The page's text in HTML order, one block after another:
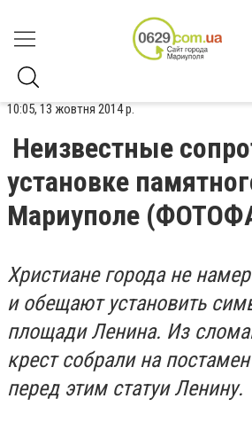
10:05, 13 жовтня 2014 р.
Неизвестные
установке
Мариуполе
Христиане города не
и обещают установить
площади Ленина. Из
крест собрали на
перед этим статуи Ленину.